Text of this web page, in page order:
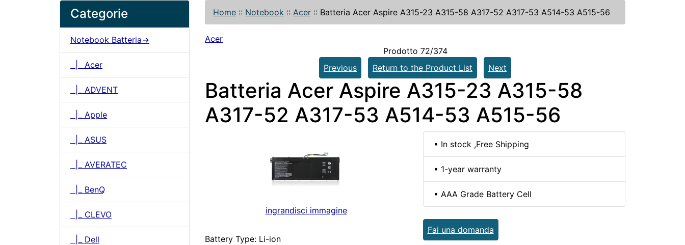
Categorie
Notebook Batteria->
|_ Acer
|_ ADVENT
|_ Apple
|_ ASUS
|_ AVERATEC
|_ BenQ
|_ CLEVO
|_ Dell
Home :: Notebook :: Acer :: Batteria Acer Aspire A315-23 A315-58 A317-52 A317-53 A514-53 A515-56
Acer
Prodotto 72/374
Previous
Return to the Product List Next
Batteria Acer Aspire A315-23 A315-58
A317-52 A317-53 A514-53 A515-56
ingrandisci immagine
Battery Type: Li-ion
• In stock ,Free Shipping
• 1-year warranty
• AAA Grade Battery Cell
Fai una domanda